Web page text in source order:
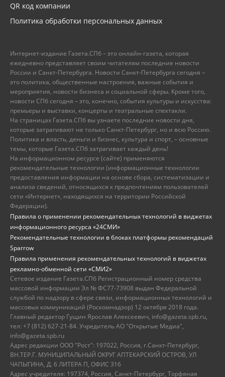
QR код компании
Политика обработки персональных данных
Интернет-издание Газета.СПб – это онлайн-газета, которая
ежедневно представляет своим читателям последние новости
России и Санкт-Петербурга. Новости Санкт-Петербурга сегодня –
это политика, общественные настроения, важные события и
мероприятия, новости бизнеса и социальной сферы. Кроме того,
новости СПб сегодня – это, конечно, события культуры и искусства:
премьеры и выставки, концерты и театральные спектакли.
На страницах Газета.СПб вы узнаете последние новости дня,
которые затрагивают не только Санкт-Петербург, но и всю Россию.
Политика и власть, деньги и бизнес, культура и спорт, – основные
темы, которые Газета.СПб затрагивает каждый день!
На информационном ресурсе (сайте) применяются
рекомендательные технологии (информационные технологии
предоставления информации на основе сбора, систематизации и
анализа сведений, относящихся к предпочтениям пользователей
сети «Интернет», находящихся на территории Российской
Федерации).
Правила о применении рекомендательных технологий в виджетах
информационного ресурса «24СМИ»
Рекомендательные технологии в блоках платформы рекомендаций
Sparrow
Правила применения рекомендательных технологий в виджетах
рекламно-обменной сети «СМИ2»
Сетевое издание Газета.СПб Регистрационный номер средства
массовой информации Эл № ФС77-73908 выдан Федеральной
службой по надзору в сфере связи, информационных технологий и
массовых коммуникаций (Роскомнадзор) 12 октября 2018 года.
Главный редактор Гущин Ярослав Алексеевич, info@gazeta.spb.ru,
тел: +7 (812) 627-21-84. Учредитель АО "Открытые Медиа",
info@gazeta.spb.ru
Адрес редакции ООО "Рост": 197022, Россия, г.Санкт-Петербург,
ВН.ТЕР.Г. МУНИЦИПАЛЬНЫЙ ОКРУГ АПТЕКАРСКИЙ ОСТРОВ, УЛ
ЧАПЫГИНА, Д. 6 ЛИТЕРА П, ОФИС 316
Адрес учредителя: 197374, Россия, Санкт-Петербург, Торфяная